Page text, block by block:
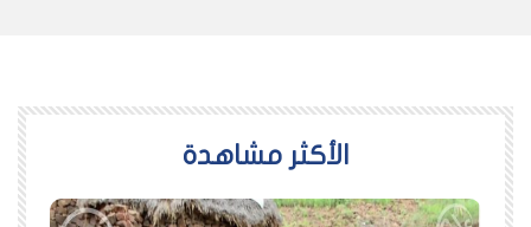
اﻷكثر مشاهدة